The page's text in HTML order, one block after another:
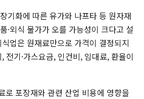
기화에 따른 유가와 나프타 등 원자재
·외식 물가가 오를 가능성이 크다고 설
업은 원재료만으로 가격이 결정되지
전기·가스요금, 인건비, 임대료, 환율이
로 포장재와 관련 산업 비용에 영향을